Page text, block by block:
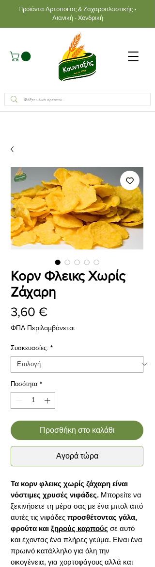
Προϊόντα Αρτοποιίας & Ζαχαροπλαστικής •
Λιανική - Χονδρική
Κορν Φλεικς Χωρίς
Ζάχαρη
3,60 €Τιμή
ΦΠΑ Περιλαμβάνεται
Συσκευασίες: *
Ποσότητα *
Προσθήκη στο καλάθι
Αγορά τώρα
Τα κορν φλεικς χωρίς ζάχαρη είναι
νόστιμες χρυσές νιφάδες. Μπορείτε να
ξεκινήσετε τη μέρα σας με ένα μπολ από
αυτές τις νιφάδες προσθέτοντας γάλα,
φρούτα και ξηρούς καρπούς σε αυτό
και έχοντας ένα πλήρες γεύμα. Είναι ένα
πρωινό κατάλληλο για όλη την
οικογένεια, για χορτοφάγους αλλά και